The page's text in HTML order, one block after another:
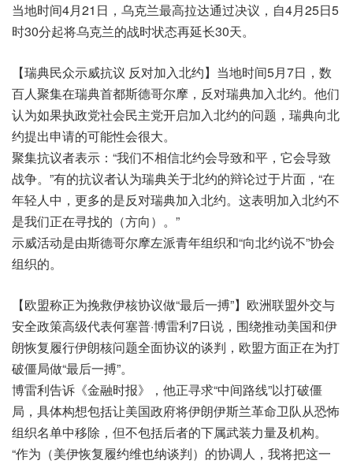
当地时间4月21日，乌克兰最高拉达通过决议，自4月25日5
时30分起将乌克兰的战时状态再延长30天。
【瑞典民众示威抗议 反对加入北约】当地时间5月7日，数
百人聚集在瑞典首都斯德哥尔摩，反对瑞典加入北约。他们
认为如果执政党社会民主党开启加入北约的问题，瑞典向北
约提出申请的可能性会很大。
聚集抗议者表示：“我们不相信北约会导致和平，它会导致
战争。”有的抗议者认为瑞典关于北约的辩论过于片面，“在
年轻人中，更多的是反对瑞典加入北约。这表明加入北约不
是我们正在寻找的（方向）。”
示威活动是由斯德哥尔摩左派青年组织和“向北约说不”协会
组织的。
【欧盟称正为挽救伊核协议做“最后一搏”】欧洲联盟外交与
安全政策高级代表何塞普·博雷利7日说，围绕推动美国和伊
朗恢复履行伊朗核问题全面协议的谈判，欧盟方面正在为打
破僵局做“最后一搏”。
博雷利告诉《金融时报》，他正寻求“中间路线”以打破僵
局，具体构想包括让美国政府将伊朗伊斯兰革命卫队从恐怖
组织名单中移除，但不包括后者的下属武装力量及机构。
“作为（美伊恢复履约维也纳谈判）的协调人，我将把这一